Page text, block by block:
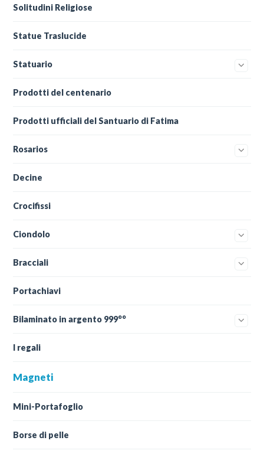
Solitudini Religiose
Statue Traslucide
Statuario
Prodotti del centenario
Prodotti ufficiali del Santuario di Fatima
Rosarios
Decine
Crocifissi
Ciondolo
Bracciali
Portachiavi
Bilaminato in argento 999°°
I regali
Magneti
Mini-Portafoglio
Borse di pelle